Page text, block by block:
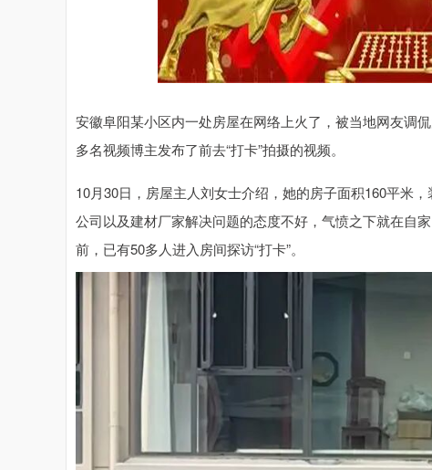
安徽阜阳某小区内一处房屋在网络上火了，被当地网友调
多名视频博主发布了前去“打卡”拍摄的视频。
10月30日，房屋主人刘女士介绍，她的房子面积160平米
公司以及建材厂家解决问题的态度不好，气愤之下就在自
前，已有50多人进入房间探访“打卡”。